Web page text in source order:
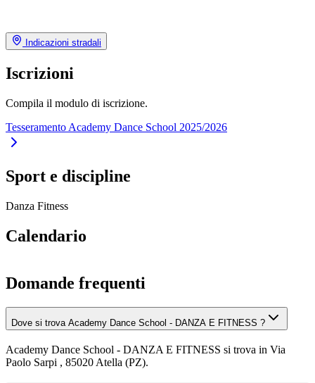
Indicazioni stradali
Iscrizioni
Compila il modulo di iscrizione.
Tesseramento Academy Dance School 2025/2026
Sport e discipline
Danza Fitness
Calendario
Domande frequenti
Dove si trova Academy Dance School - DANZA E FITNESS ?
Academy Dance School - DANZA E FITNESS si trova in Via
Paolo Sarpi , 85020 Atella (PZ).